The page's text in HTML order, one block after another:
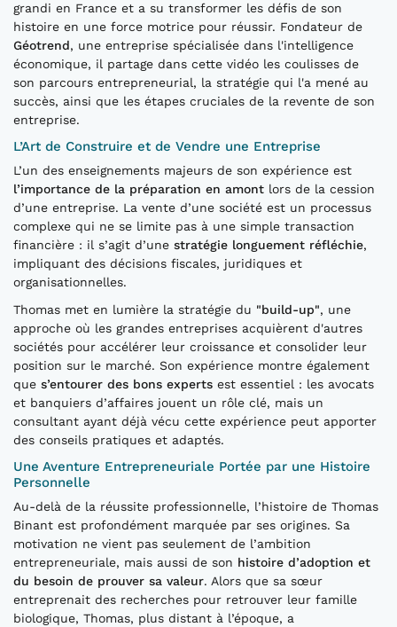
grandi en France et a su transformer les défis de son
histoire en une force motrice pour réussir. Fondateur de
Géotrend, une entreprise spécialisée dans l'intelligence
économique, il partage dans cette vidéo les coulisses de
son parcours entrepreneurial, la stratégie qui l'a mené au
succès, ainsi que les étapes cruciales de la revente de son
entreprise.
L’Art de Construire et de Vendre une Entreprise
L’un des enseignements majeurs de son expérience est
l’importance de la préparation en amont lors de la cession
d’une entreprise. La vente d’une société est un processus
complexe qui ne se limite pas à une simple transaction
financière : il s’agit d’une stratégie longuement réfléchie,
impliquant des décisions fiscales, juridiques et
organisationnelles.
Thomas met en lumière la stratégie du "build-up", une
approche où les grandes entreprises acquièrent d'autres
sociétés pour accélérer leur croissance et consolider leur
position sur le marché. Son expérience montre également
que s’entourer des bons experts est essentiel : les avocats
et banquiers d’affaires jouent un rôle clé, mais un
consultant ayant déjà vécu cette expérience peut apporter
des conseils pratiques et adaptés.
Une Aventure Entrepreneuriale Portée par une Histoire
Personnelle
Au-delà de la réussite professionnelle, l’histoire de Thomas
Binant est profondément marquée par ses origines. Sa
motivation ne vient pas seulement de l’ambition
entrepreneuriale, mais aussi de son histoire d’adoption et
du besoin de prouver sa valeur. Alors que sa sœur
entreprenait des recherches pour retrouver leur famille
biologique, Thomas, plus distant à l’époque, a